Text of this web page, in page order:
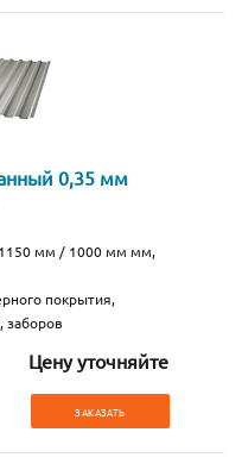
0,35 мм
1150 мм / 1000 мм мм,
покрытия,
заборов
Цену уточняйте
ЗАКАЗАТЬ